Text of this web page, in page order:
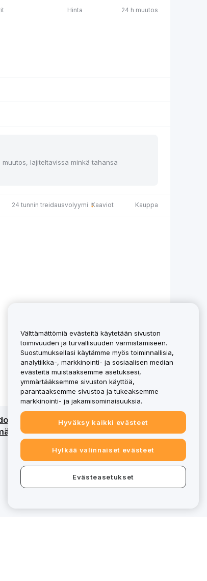
Hinta 24 h muutos
lajiteltavissa minkä tahansa
24 tunnin treidausvolyymi Kaaviot Kauppa
menetys. Katso
palveluja varten, tietyt
Välttämättömiä evästeitä käytetään sivuston
toimivuuden ja turvallisuuden varmistamiseen.
Suostumuksellasi käytämme myös toiminnallisia,
analytiikka-, markkinointi- ja sosiaalisen median
evästeitä muistaaksemme asetuksesi,
ymmärtääksemme sivuston käyttöä,
parantaaksemme sivustoa ja tukeaksemme
markkinointi- ja jakamisominaisuuksia.
Hyväksy kaikki evästeet
Hylkää valinnaiset evästeet
Evästeasetukset